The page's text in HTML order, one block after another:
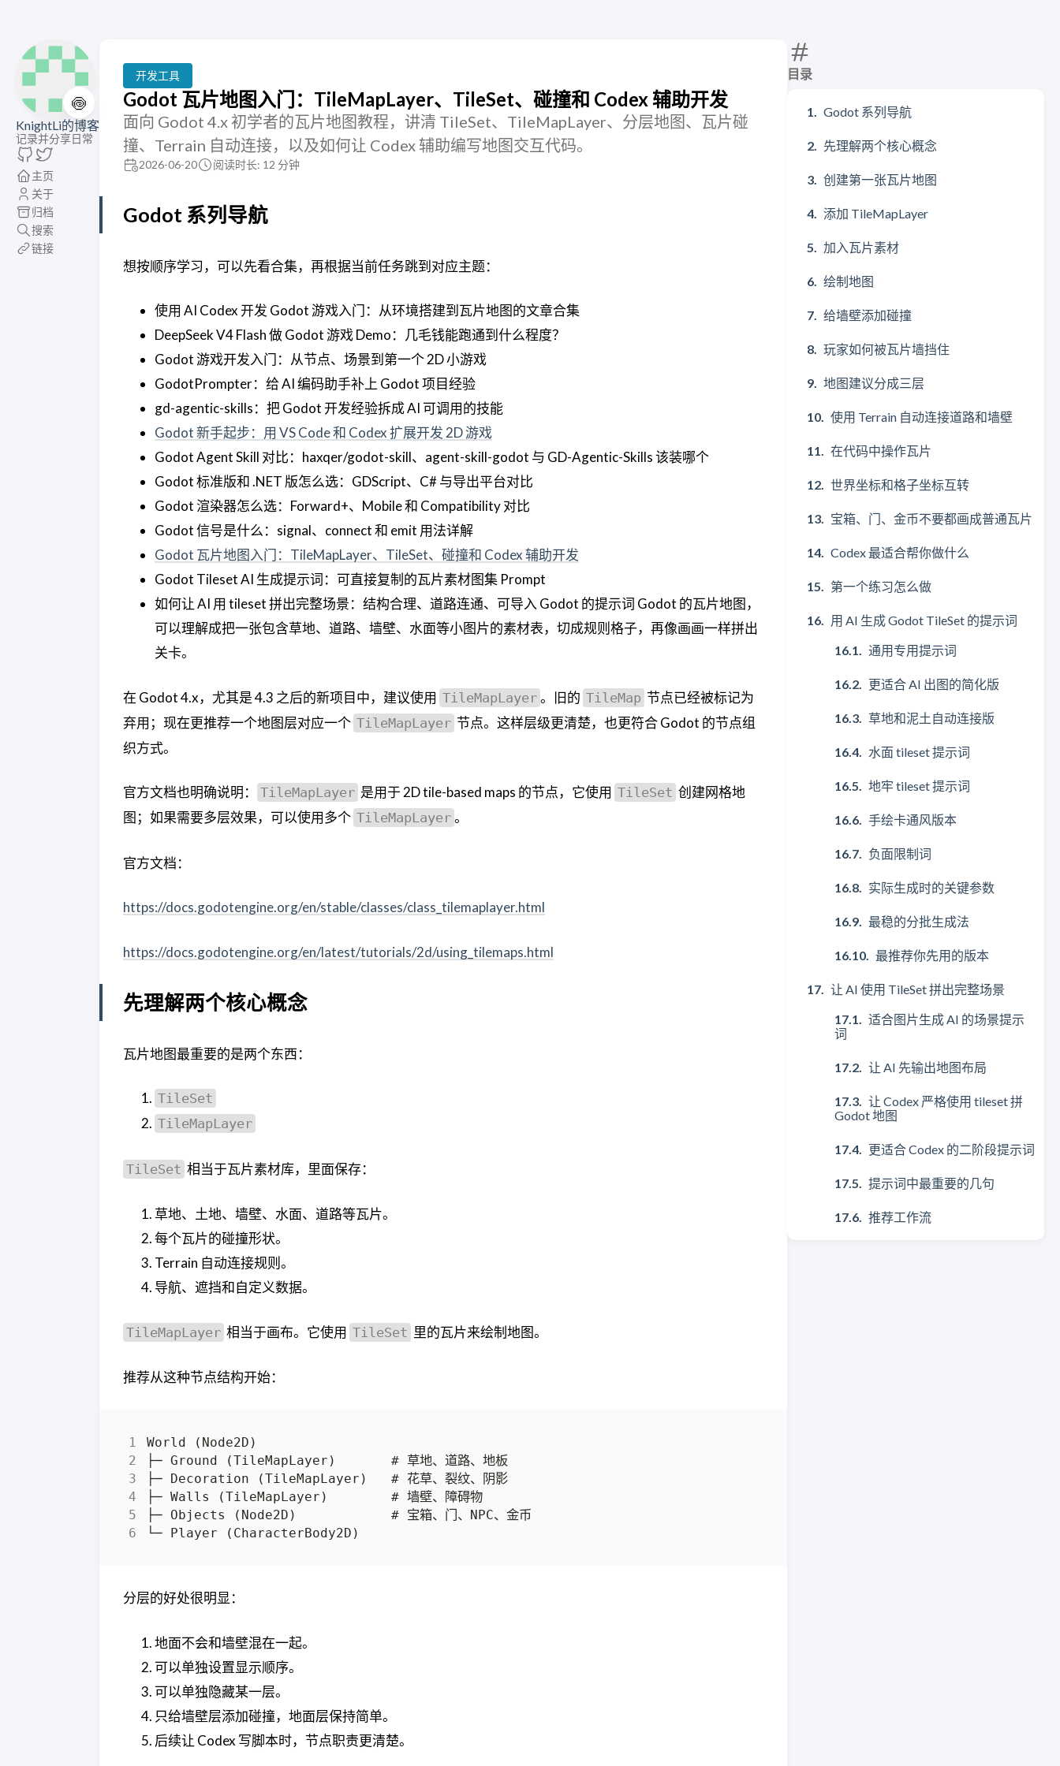
🍥
KnightLi的博客
记录并分享日常
主页
关于
归档
搜索
链接
目录
Godot 系列导航
先理解两个核心概念
创建第一张瓦片地图
添加 TileMapLayer
加入瓦片素材
绘制地图
给墙壁添加碰撞
玩家如何被瓦片墙挡住
地图建议分成三层
使用 Terrain 自动连接道路和墙壁
在代码中操作瓦片
世界坐标和格子坐标互转
宝箱、门、金币不要都画成普通瓦片
Codex 最适合帮你做什么
第一个练习怎么做
用 AI 生成 Godot TileSet 的提示词
通用专用提示词
更适合 AI 出图的简化版
草地和泥土自动连接版
水面 tileset 提示词
地牢 tileset 提示词
手绘卡通风版本
负面限制词
实际生成时的关键参数
最稳的分批生成法
最推荐你先用的版本
让 AI 使用 TileSet 拼出完整场景
适合图片生成 AI 的场景提示
词
让 AI 先输出地图布局
让 Codex 严格使用 tileset 拼
Godot 地图
更适合 Codex 的二阶段提示词
提示词中最重要的几句
推荐工作流
开发工具
Godot 瓦片地图入门：TileMapLayer、TileSet、碰撞和 Codex 辅助开发
面向 Godot 4.x 初学者的瓦片地图教程，讲清 TileSet、TileMapLayer、分层地图、瓦片碰
撞、Terrain 自动连接，以及如何让 Codex 辅助编写地图交互代码。
2026-06-20 阅读时长: 12 分钟
Godot 系列导航
想按顺序学习，可以先看合集，再根据当前任务跳到对应主题：
使用 AI Codex 开发 Godot 游戏入门：从环境搭建到瓦片地图的文章合集
DeepSeek V4 Flash 做 Godot 游戏 Demo：几毛钱能跑通到什么程度？
Godot 游戏开发入门：从节点、场景到第一个 2D 小游戏
GodotPrompter：给 AI 编码助手补上 Godot 项目经验
gd-agentic-skills：把 Godot 开发经验拆成 AI 可调用的技能
Godot 新手起步：用 VS Code 和 Codex 扩展开发 2D 游戏
Godot Agent Skill 对比：haxqer/godot-skill、agent-skill-godot 与 GD-Agentic-Skills 该装哪个
Godot 标准版和 .NET 版怎么选：GDScript、C# 与导出平台对比
Godot 渲染器怎么选：Forward+、Mobile 和 Compatibility 对比
Godot 信号是什么：signal、connect 和 emit 用法详解
Godot 瓦片地图入门：TileMapLayer、TileSet、碰撞和 Codex 辅助开发
Godot Tileset AI 生成提示词：可直接复制的瓦片素材图集 Prompt
如何让 AI 用 tileset 拼出完整场景：结构合理、道路连通、可导入 Godot 的提示词 Godot 的瓦片地图，
可以理解成把一张包含草地、道路、墙壁、水面等小图片的素材表，切成规则格子，再像画画一样拼出
关卡。
在 Godot 4.x，尤其是 4.3 之后的新项目中，建议使用 TileMapLayer 。旧的 TileMap 节点已经被标记为
弃用；现在更推荐一个地图层对应一个 TileMapLayer 节点。这样层级更清楚，也更符合 Godot 的节点组
织方式。
官方文档也明确说明： TileMapLayer 是用于 2D tile-based maps 的节点，它使用 TileSet 创建网格地
图；如果需要多层效果，可以使用多个 TileMapLayer 。
官方文档：
https://docs.godotengine.org/en/stable/classes/class_tilemaplayer.html
https://docs.godotengine.org/en/latest/tutorials/2d/using_tilemaps.html
先理解两个核心概念
瓦片地图最重要的是两个东西：
TileSet
TileMapLayer
TileSet 相当于瓦片素材库，里面保存：
草地、土地、墙壁、水面、道路等瓦片。
每个瓦片的碰撞形状。
Terrain 自动连接规则。
导航、遮挡和自定义数据。
TileMapLayer 相当于画布。它使用 TileSet 里的瓦片来绘制地图。
推荐从这种节点结构开始：
├─ Decoration (TileMapLayer)   # 花草、裂纹、阴影
├─ Walls (TileMapLayer)        # 墙壁、障碍物
分层的好处很明显：
地面不会和墙壁混在一起。
可以单独设置显示顺序。
可以单独隐藏某一层。
只给墙壁层添加碰撞，地面层保持简单。
后续让 Codex 写脚本时，节点职责更清楚。